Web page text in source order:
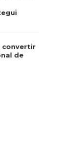
convertir
de